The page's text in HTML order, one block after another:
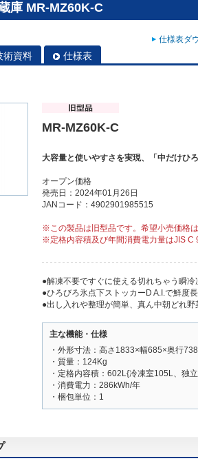
庫 MR-MZ60K-C
仕様表ダ
術資料 仕様表
MR-MZ60K-C
大容量と使いやすさを実現、「中だけひ
オープン価格
発売日：2024年01月26日
JANコード：4902901985515
※この製品は旧型品です。希望小売価格
※定格内容積及び年間消費電力量はJIS C
●解凍不要ですぐに使える切れちゃう瞬冷
●ひろびろ氷点下ストッカーD A.I.で鮮度
●出し入れや整理が簡単、真ん中朝どれ野
主な機能・仕様
・外形寸法：高さ1833×幅685×奥行
・質量：124Kg
・定格内容積：602L{冷凍室105L、独
・消費電力：286kWh/年
・梱包単位：1